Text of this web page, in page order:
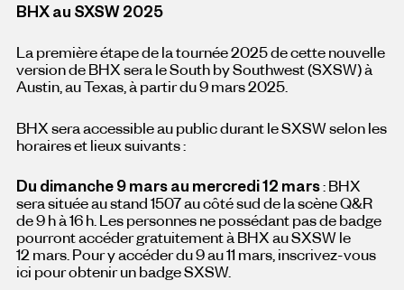
BHX au SXSW 2025
La première étape de la tournée 2025 decette nouvelle
versionde BHX sera le South by Southwest (SXSW) à
Austin, au Texas, à partir du 9 mars 2025.
BHX sera accessible au public durant le SXSW selon les
horaires et lieux suivants :
Du dimanche 9 mars au mercredi 12 mars: BHX
sera située au stand 1507 au côté sud de la scène Q&R
de 9 h à 16 h. Les personnes ne possédant pas de badge
pourront accéder gratuitement à BHX au SXSW le
12 mars. Pour y accéder du 9 au 11 mars, inscrivez-vous
ici pour obtenir un badge SXSW.